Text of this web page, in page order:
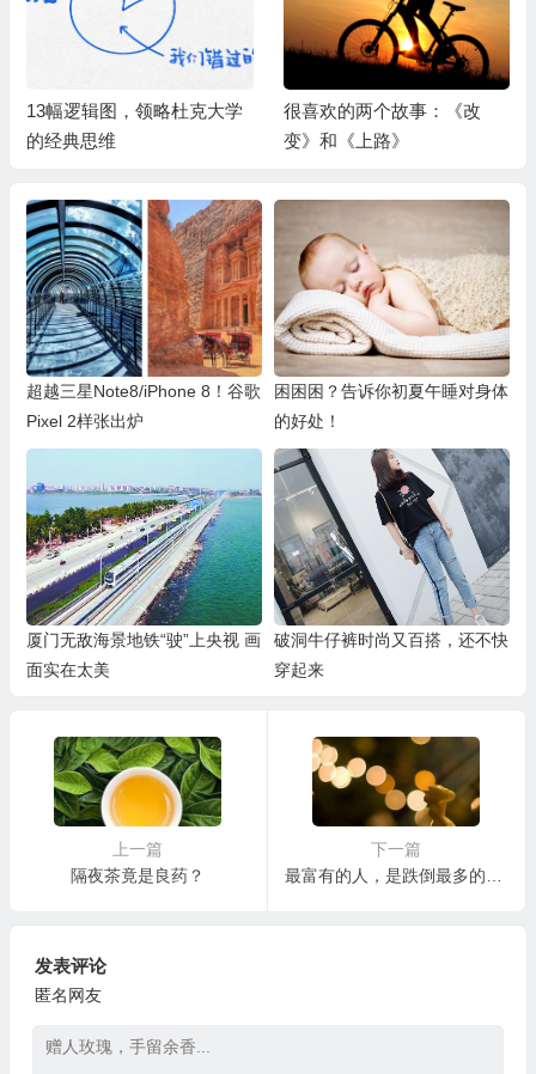
13幅逻辑图，领略杜克大学
的经典思维
很喜欢的两个故事：《改
变》和《上路》
超越三星Note8/iPhone 8！谷歌
Pixel 2样张出炉
困困困？告诉你初夏午睡对身体
的好处！
厦门无敌海景地铁“驶”上央视 画
面实在太美
破洞牛仔裤时尚又百搭，还不快
穿起来
上一篇
隔夜茶竟是良药？
下一篇
发表评论
匿名网友